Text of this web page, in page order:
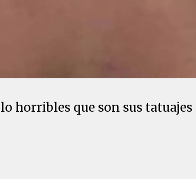
horribles que son sus tatuajes